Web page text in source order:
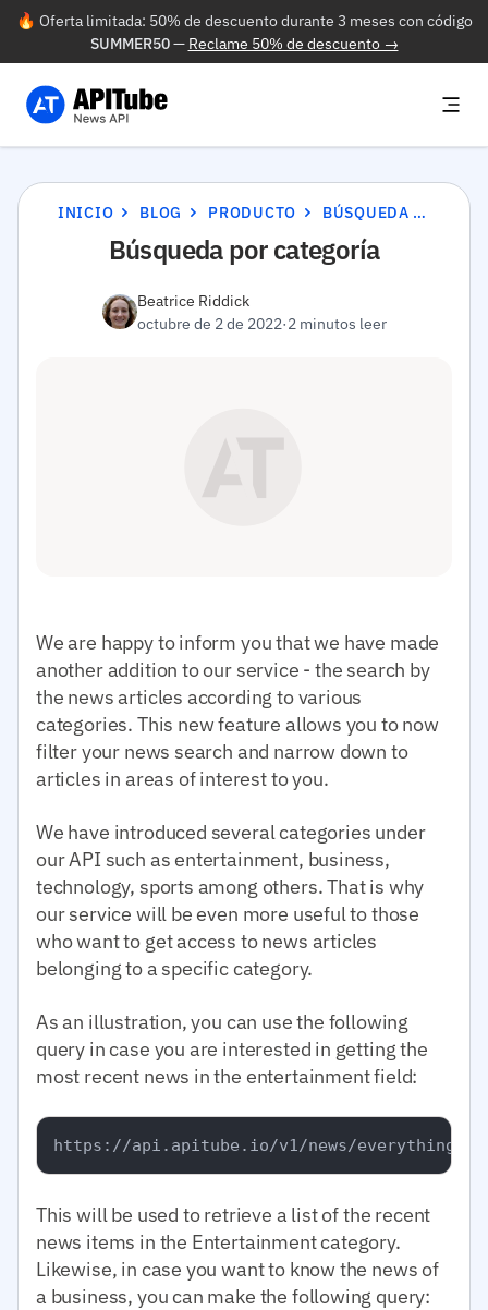
🔥 Oferta limitada: 50% de descuento durante 3 meses con código
SUMMER50— Reclame 50% de descuento →
INICIO BLOG PRODUCTO BÚSQUEDA POR CATEGORÍA
Búsqueda por categoría
Beatrice Riddick
octubre de 2 de 2022·2 minutos leer
We are happy to inform you that we have made
another addition to our service - the search by
the news articles according to various
categories. This new feature allows you to now
filter your news search and narrow down to
articles in areas of interest to you.
We have introduced several categories under
our API such as entertainment, business,
technology, sports among others. That is why
our service will be even more useful to those
who want to get access to news articles
belonging to a specific category.
As an illustration, you can use the following
query in case you are interested in getting the
most recent news in the entertainment field:
This will be used to retrieve a list of the recent
news items in the Entertainment category.
Likewise, in case you want to know the news of
a business, you can make the following query: